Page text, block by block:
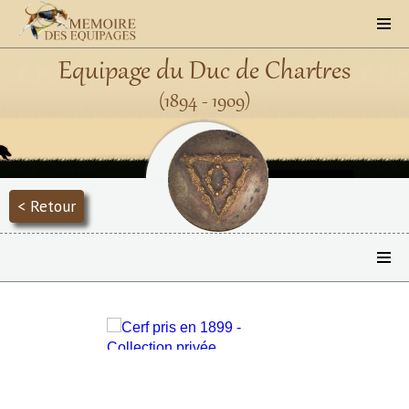
Equipage du Duc de Chartres
(1894 - 1909)
< Retour